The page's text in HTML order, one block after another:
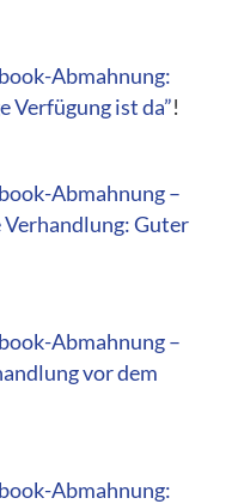
Abmahnung:
Verfügung ist da”!
Abmahnung –
Guter
Abmahnung –
vor dem
Abmahnung: